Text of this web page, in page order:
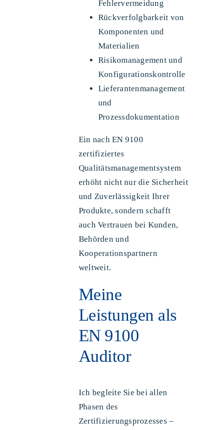
Fehlervermeidung
Rückverfolgbarkeit von
Komponenten und
Materialien
Risikomanagement und
Konfigurationskontrolle
Lieferantenmanagement
und
Prozessdokumentation
Ein nach EN 9100
zertifiziertes
Qualitätsmanagementsystem
erhöht nicht nur die Sicherheit
und Zuverlässigkeit Ihrer
Produkte, sondern schafft
auch Vertrauen bei Kunden,
Behörden und
Kooperationspartnern
weltweit.
Meine
Leistungen als
EN 9100
Auditor
Ich begleite Sie bei allen
Phasen des
Zertifizierungsprozesses –